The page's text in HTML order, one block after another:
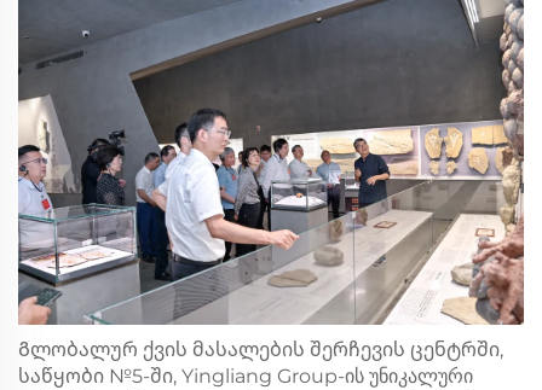
Გლობალურ ქვის მასალების შერჩევის ცენტრში,
საწყობი №5-ში, Yingliang Group-ის უნიკალური